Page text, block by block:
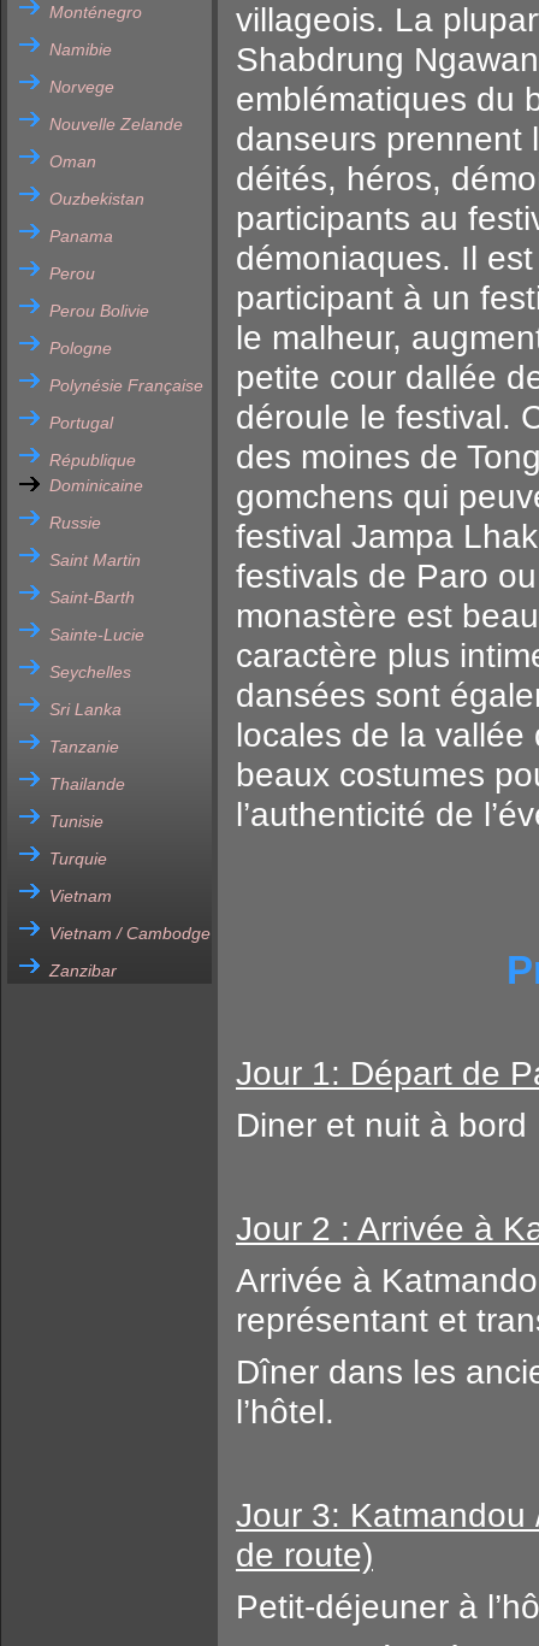
Monténegro
Namibie
Norvege
Nouvelle Zelande
Oman
Ouzbekistan
Panama
Perou
Perou Bolivie
Pologne
Polynésie Française
Portugal
République
Dominicaine
Russie
Saint Martin
Saint-Barth
Sainte-Lucie
Seychelles
Sri Lanka
Tanzanie
Thailande
Tunisie
Turquie
Vietnam
Vietnam / Cambodge
Zanzibar
villageois. La
Shabdrung
emblématiques du
danseurs prennent
déités, héros,
participants au
démoniaques. Il
participant à un
le malheur,
petite cour dallée
déroule le festival.
des moines de
gomchens qui
festival Jampa
festivals de Paro
monastère est
caractère plus
dansées sont
locales de la
beaux costumes
l’authenticité de
Jour 1: Départ de
Diner et nuit à bord
Jour 2 : Arrivée à
Arrivée à
représentant et
Dîner dans les
l’hôtel.
Jour 3: Katmandou
de route)
Petit-déjeuner à